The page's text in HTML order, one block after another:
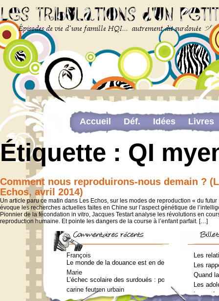
Accueil Déf. Idées
Livres
The last…
Étiquette : QI
Comment nous reproduirons-nous demain ?
Echos, avril 2014)
Un article paru ce matin dans Les Echos, sur les modes de reproduction « du futur
évoque les recherches actuelles faites en Chine sur l’aspect génétique de
Pionnier de la fécondation in vitro, Jacques Testart analyse les révolutions en
reproduction humaine. Et pointe les dangers de la course à l’enfant parfait. […]
François
Le monde de la douance est en deuil : Jean-Charles
Marie
L’échec scolaire des surdoués : pourquoi ? (Journal
carine feutren urbain
Petit lexique en lien avec le surdouement à l’usage
Les
Les
Quand
Les
Les